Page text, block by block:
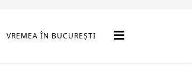
VREMEA ÎN BUCUREȘTI